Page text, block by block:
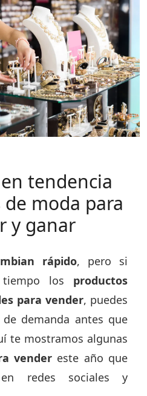
tendencia
de moda para
y ganar
rápido, pero si
los productos
para vender, puedes
demanda antes que
te mostramos algunas
vender este año que
redes sociales y